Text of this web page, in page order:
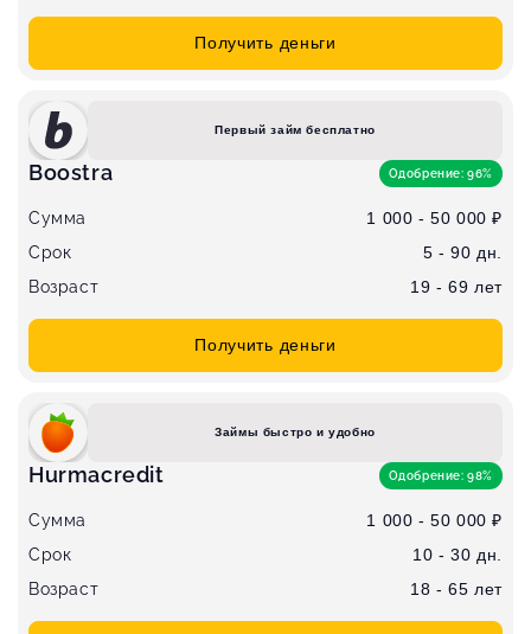
Получить деньги
Первый займ бесплатно
Boostra Одобрение: 96%
Сумма
1 000 - 50 000 ₽
Срок
5 - 90 дн.
Возраст
19 - 69 лет
Получить деньги
Займы быстро и удобно
Hurmacredit Одобрение: 98%
Сумма
1 000 - 50 000 ₽
Срок
10 - 30 дн.
Возраст
18 - 65 лет